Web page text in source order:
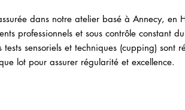
dans notre atelier basé à Annecy, en
professionnels et sous contrôle constant
tests sensoriels et techniques (cupping) sont
lot pour assurer régularité et excellence.